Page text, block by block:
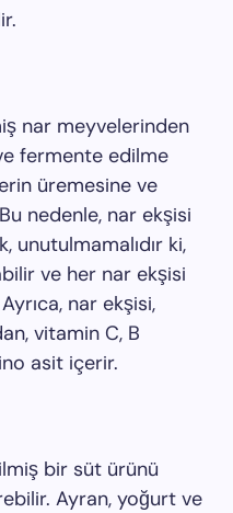
nar meyvelerinden
fermente edilme
üremesine ve
nedenle, nar ekşisi
unutulmamalıdır ki,
ve her nar ekşisi
nar ekşisi,
vitamin C, B
asit içerir.
bir süt ürünü
Ayran, yoğurt ve